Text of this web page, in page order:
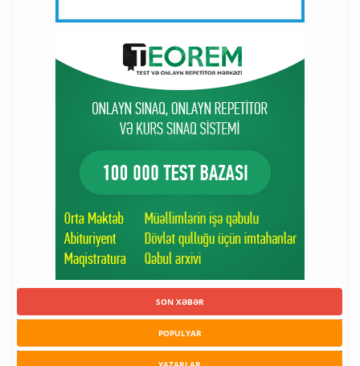
SON XƏBƏR
POPULYAR